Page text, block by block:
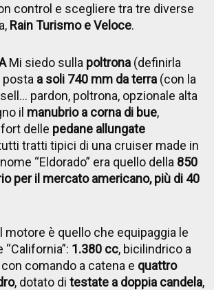
control e scegliere tra tre diverse
Rain Turismo e Veloce.
Mi siedo sulla poltrona (definirla
posta a soli 740 mm da terra (con la
pardon, poltrona, opzionale alta
il manubrio a corna di bue,
delle pedane allungate
tutti tratti tipici di una cruiser made in
“Eldorado” era quello della 850
per il mercato americano, più di 40
motore è quello che equipaggia le
1.380 cc, bicilindrico a
comando a catena e quattro
, dotato ditestate a doppia candela,